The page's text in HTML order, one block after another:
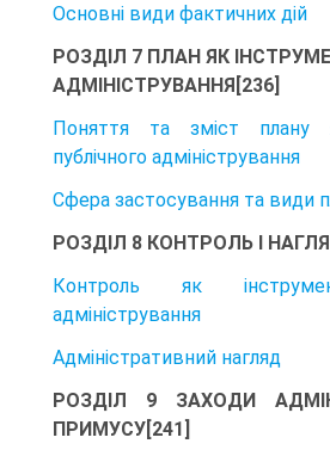
Основні види фактичних дій
РОЗДІЛ 7 ПЛАН ЯК
АДМІНІСТРУВАННЯ[236]
Поняття та зміст плану
публічного адміністрування
Сфера застосування та види
РОЗДІЛ 8 КОНТРОЛЬ І
Контроль як
адміністрування
Адміністративний нагляд
РОЗДІЛ 9 ЗАХОДИ
ПРИМУСУ[241]